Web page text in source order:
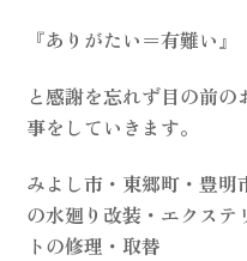
『ありがたい＝有難い』
と感謝を忘れず目の前
事をしていきます。
みよし市・東郷町・豊
の水廻り改装・エクス
トの修理・取替